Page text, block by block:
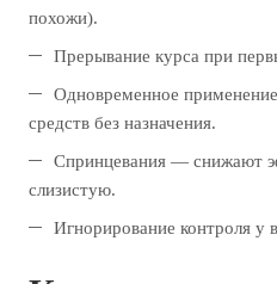
похожи).
Прерывание курса при
Одновременное
средств без назначения.
Спринцевания — снижают
слизистую.
Игнорирование контроля у